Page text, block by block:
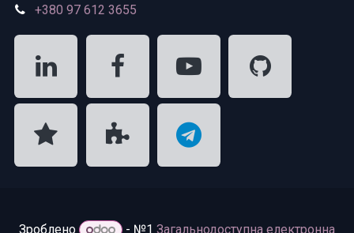
+380 97 612 3655
Зроблено - №1 Загальнодоступна електронна